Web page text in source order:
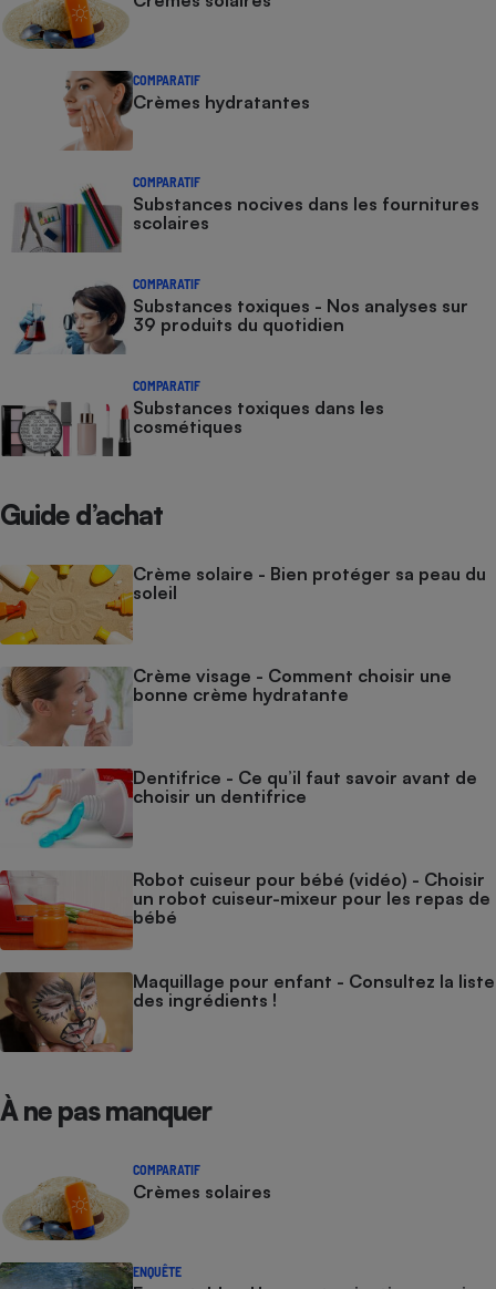
COMPARATIF
Crèmes hydratantes
COMPARATIF
Substances nocives dans les fournitures
scolaires
COMPARATIF
Substances toxiques - Nos analyses sur
39 produits du quotidien
COMPARATIF
Substances toxiques dans les
cosmétiques
Guide d’achat
Crème solaire - Bien protéger sa peau du
soleil
Crème visage - Comment choisir une
bonne crème hydratante
Dentifrice - Ce qu’il faut savoir avant de
choisir un dentifrice
Robot cuiseur pour bébé (vidéo) - Choisir
un robot cuiseur-mixeur pour les repas de
bébé
Maquillage pour enfant - Consultez la liste
des ingrédients !
À ne pas manquer
COMPARATIF
Crèmes solaires
ENQUÊTE